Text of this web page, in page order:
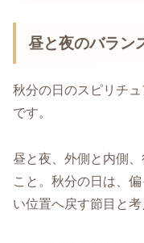
昼と夜のバラン
秋分の日のスピリチュ
です。
昼と夜、外側と内側
こと。秋分の日は、
い位置へ戻す節目と考